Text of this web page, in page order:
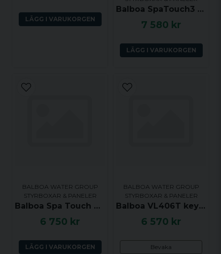
LÄGG I VARUKORGEN
Balboa SpaTouch3 Styrpanel svart ram, rektangulär 145x102 mm, 57255
7 580 kr
LÄGG I VARUKORGEN
BALBOA WATER GROUP
STYRBOXAR & PANELER
Balboa Spa Touch ST3, 145x102 mm
6 750 kr
LÄGG I VARUKORGEN
BALBOA WATER GROUP
STYRBOXAR & PANELER
Balboa VL406T keypad for Viking Spas
6 570 kr
Bevaka